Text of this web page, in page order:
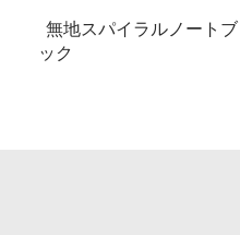
無地スパイラルノートブ
ック